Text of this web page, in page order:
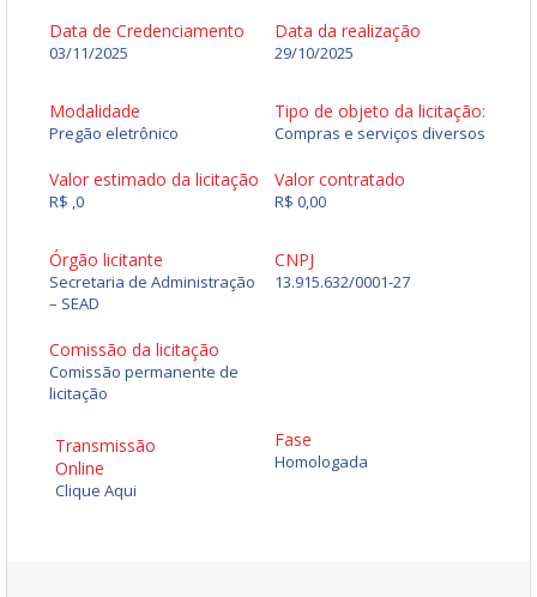
Data de Credenciamento
03/11/2025
Data da realização
29/10/2025
Modalidade
Pregão eletrônico
Tipo de objeto da licitação:
Compras e serviços diversos
Valor estimado da licitação
R$ ,0
Valor contratado
R$ 0,00
Órgão licitante
Secretaria de Administração
– SEAD
CNPJ
13.915.632/0001-27
Comissão da licitação
Comissão permanente de
licitação
Transmissão
Online
Clique Aqui
Fase
Homologada